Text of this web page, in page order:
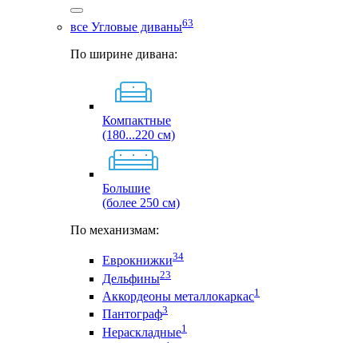
все Угловые диваны63
По ширине дивана:
Компактные
(180...220 см)
Большие
(более 250 см)
По механизмам:
Еврокнижки34
Дельфины23
Аккордеоны металлокаркас1
Пантограф3
Нераскладные1